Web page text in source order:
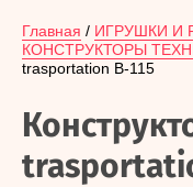
Главная / ИГРУШКИ И
КОНСТРУКТОРЫ
trasportation В-115